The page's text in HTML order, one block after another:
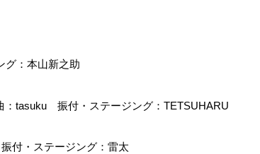
：本山新之助
tasuku 振付・ステージング：TETSUHARU
付・ステージング：雷太